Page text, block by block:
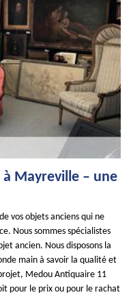
Mayreville – une
vos objets anciens qui ne
Nous sommes spécialistes
ancien. Nous disposons la
main à savoir la qualité et
Medou Antiquaire 11
pour le prix ou pour le rachat